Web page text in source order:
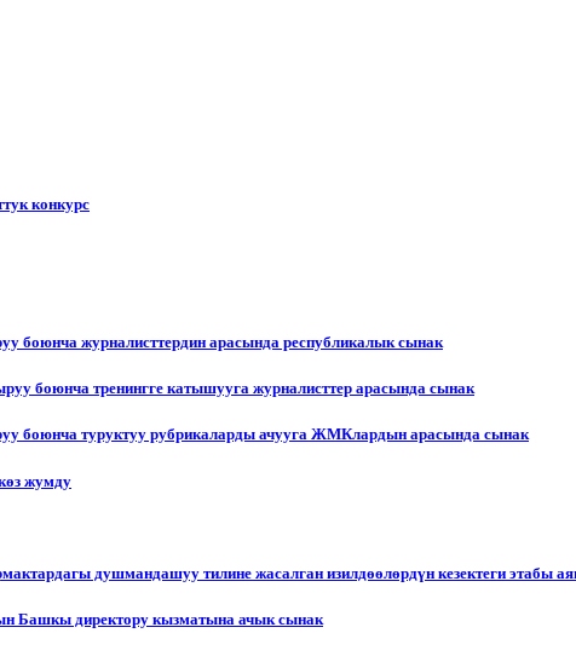
конкурс
боюнча журналисттердин арасында республикалык сынак
боюнча тренингге катышууга журналисттер арасында сынак
боюнча туруктуу рубрикаларды ачууга ЖМКлардын арасында сынак
жумду
душмандашуу тилине жасалган изилдөөлөрдүн кезектеги этабы
Башкы директору кызматына ачык сынак